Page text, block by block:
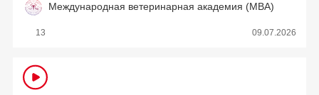
Международная ветеринарная академия (МВА)
13 09.07.2026